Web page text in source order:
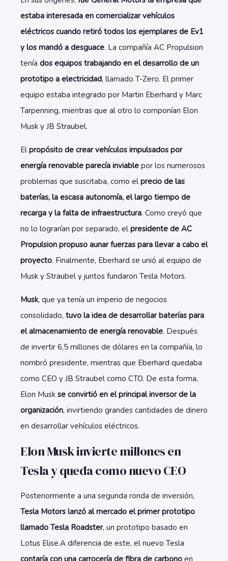
estaba interesada en comercializar vehículos
eléctricos cuando retiró todos los ejemplares de Ev1
y los mandó a desguace. La compañía AC Propulsion
tenía dos equipos trabajando en el desarrollo de un
prototipo a electricidad, llamado T-Zero. El primer
equipo estaba integrado por Martin Eberhard y Marc
Tarpenning, mientras que al otro lo componían Elon
Musk y JB Straubel.
El propósito de crear vehículos impulsados por
energía renovable parecía inviable por los numerosos
problemas que suscitaba, como el precio de las
baterías, la escasa autonomía, el largo tiempo de
recarga y la falta de infraestructura. Como creyó que
no lo lograrían por separado, el presidente de AC
Propulsion propuso aunar fuerzas para llevar a cabo el
proyecto. Finalmente, Eberhard se unió al equipo de
Musk y Straubel y juntos fundaron Tesla Motors.
Musk, que ya tenía un imperio de negocios
consolidado, tuvo la idea de desarrollar baterías para
el almacenamiento de energía renovable. Después
de invertir 6,5 millones de dólares en la compañía, lo
nombró presidente, mientras que Eberhard quedaba
como CEO y JB Straubel como CTO. De esta forma,
Elon Musk se convirtió en el principal inversor de la
organización, invirtiendo grandes cantidades de dinero
en desarrollar vehículos eléctricos.
Elon Musk invierte millones en
Tesla y queda como nuevo CEO
Posteriormente a una segunda ronda de inversión,
Tesla Motors lanzó al mercado el primer prototipo
llamado Tesla Roadster, un prototipo basado en
Lotus Elise.A diferencia de este, el nuevo Tesla
contaría con una carrocería de fibra de carbono en